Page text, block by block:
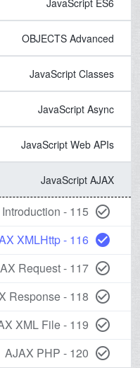
OBJECTS Advanced
JavaScript Classes
JavaScript Async
JavaScript Web APIs
JavaScript AJAX
check_circle_outline
115 - AJAX Introduction
check_circle
116 - AJAX XMLHttp
check_circle_outline
117 - AJAX Request
check_circle_outline
118 - AJAX Response
check_circle_outline
119 - AJAX XML File
check_circle_outline
120 - AJAX PHP